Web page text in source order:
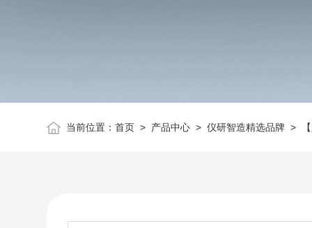
当前位置：首页 > 产品中心 >仪研智造精选品牌 >